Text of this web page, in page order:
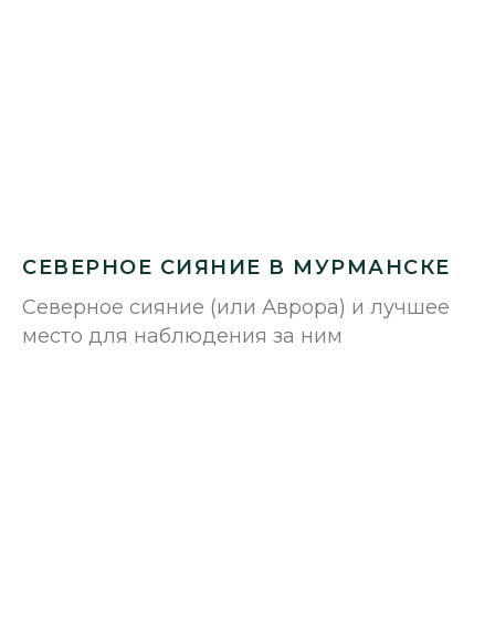
СЕВЕРНОЕ СИЯНИЕ В МУРМАНСКЕ
Северное сияние (или Аврора) и лучшее
место для наблюдения за ним